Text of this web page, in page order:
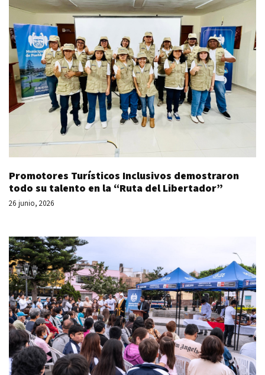
Promotores Turísticos Inclusivos demostraron
todo su talento en la “Ruta del Libertador”
26 junio, 2026